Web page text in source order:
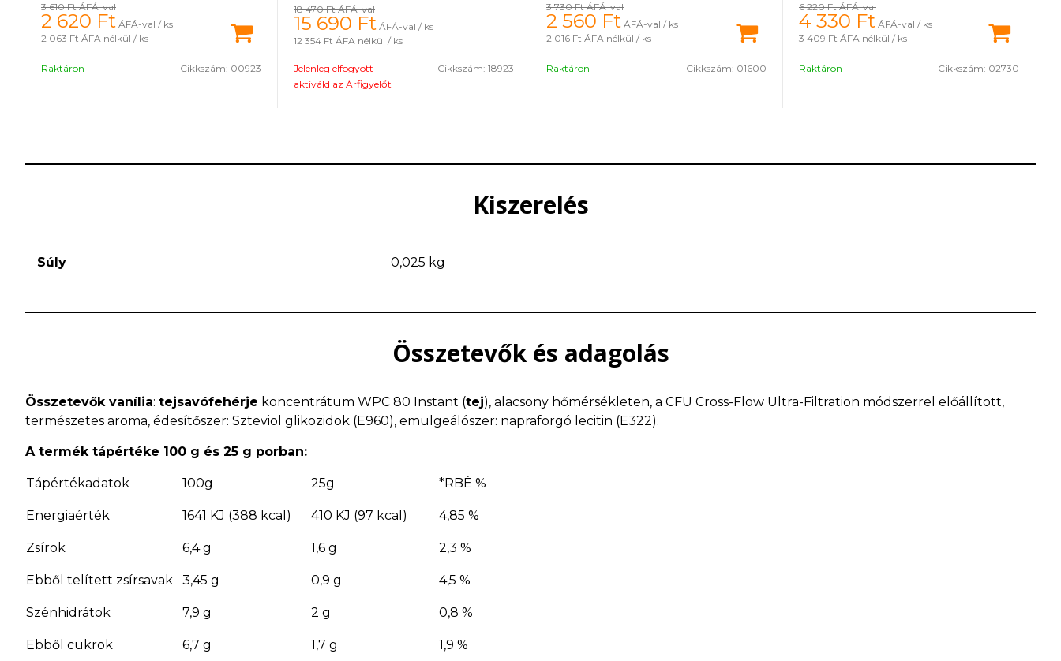
nátrium, magnézium, réz, szelén, cink, foszfor,
mangán, omega 3 és 6 zsírsavak, folsav,
pantoténsav, vitamin B és E.
3 610 FtÁFÁ-val
2 620 Ft ÁFÁ-val / ks
2 063 Ft ÁFA nélkül / ks
Raktáron Cikkszám: 00923
tulajdonságokkal rendelkezik, valamint az Opti
7 Digest nevű emésztőenzimek keverékét a
tápanyagok hatékony felszívódásához és
az egészséges ízületek és kötőszövetek
támogatására. A termék természetes stevia
18 470 FtÁFÁ-val
15 690 Ft ÁFÁ-val / ks
12 354 Ft ÁFA nélkül / ks
Jelenleg elfogyott -
aktiváld az Árfigyelőt
Cikkszám: 18923
növekedését, ami az izomtömeg
növekedéséhez, az erő, az állóképesség és a
szexuális aktivitás javulásához vezet. Ezenkívül
regenerálódását és hozzájárul az egészséges
3 730 FtÁFÁ-val
2 560 Ft ÁFÁ-val / ks
2 016 Ft ÁFA nélkül / ks
Raktáron Cikkszám: 01600
pozitív hatással van a szervezetre, hozzájárul a
vér normál tesztoszteronszintjének
fenntartásához. 500 mg Ashwagandha kivonat
adagban), amely a fő összetevője.
6 220 FtÁFÁ-val
4 330 Ft ÁFÁ-val / ks
3 409 Ft ÁFA nélkül / ks
Raktáron Cikkszám: 02730
Kiszerelés
Súly 0,025 kg
Összetevők és adagolás
Összetevők vanília: tejsavófehérje koncentrátum WPC 80 Instant (tej), alacsony hőmérsékleten, a CFU Cross-Flow Ultra-Filtration módszerrel előállított,
természetes aroma, édesítőszer: Szteviol glikozidok (E960), emulgeálószer: napraforgó lecitin (E322).
A termék tápértéke 100 g és 25 g porban:
Tápértékadatok 100g 25g *RBÉ %
Energiaérték 1641 KJ (388 kcal) 410 KJ (97 kcal) 4,85 %
Zsírok 6,4 g 1,6 g 2,3 %
Ebből telített zsírsavak 3,45 g 0,9 g 4,5 %
Szénhidrátok 7,9 g 2 g 0,8 %
Ebből cukrok 6,7 g 1,7 g 1,9 %